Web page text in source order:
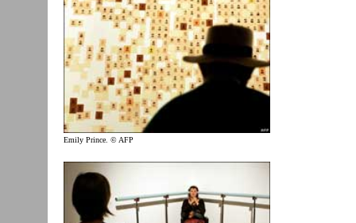
Emily Prince. © AFP